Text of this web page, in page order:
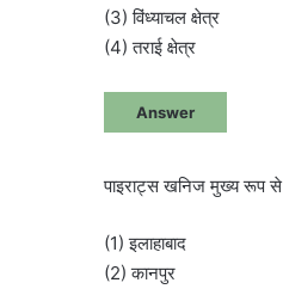
(3) विंध्याचल क्षेत्र
(4) तराई क्षेत्र
Answer
पाइराट्स खनिज मुख्य रूप से
(1) इलाहाबाद
(2) कानपुर